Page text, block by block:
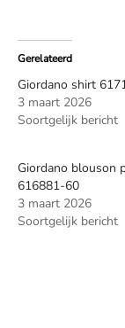
Gerelateerd
Giordano shirt
3 maart 2026
Soortgelijk bericht
Giordano blouson
616881-60
3 maart 2026
Soortgelijk bericht